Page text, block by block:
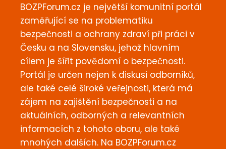
BOZPForum.cz je největší komunitní portál
zaměřující se na problematiku
bezpečnosti a ochrany zdraví při práci v
Česku a na Slovensku, jehož hlavním
cílem je šířit povědomí o bezpečnosti.
Portál je určen nejen k diskusi odborníků,
ale také celé široké veřejnosti, která má
zájem na zajištění bezpečnosti a na
aktuálních, odborných a relevantních
informacích z tohoto oboru, ale také
mnohých dalších. Na BOZPForum.cz